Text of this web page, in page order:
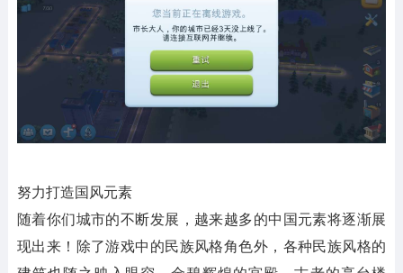
努力打造国风元素
随着你们城市的不断发展，越来越多的中国元素将逐渐展
现出来！除了游戏中的民族风格角色外，各种民族风格的